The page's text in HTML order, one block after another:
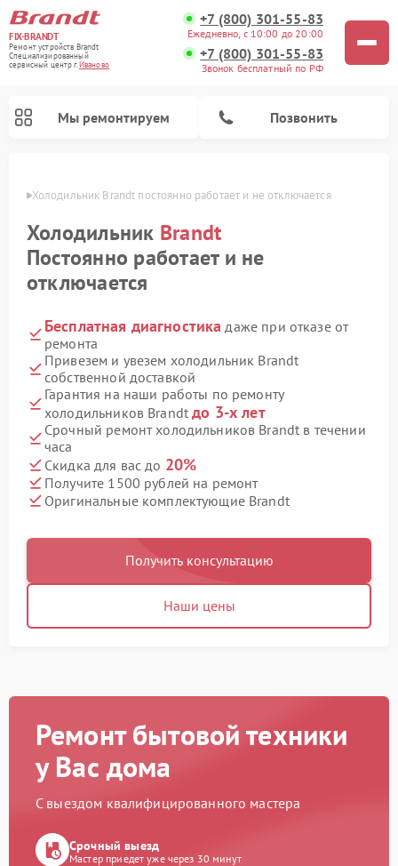
FIX-BRANDT
Ремонт устройств Brandt
Специализированный
cервисный центр г.Иваново
+7 (800) 301-55-83
Ежедневно, с 10:00 до 20:00
+7 (800) 301-55-83
Звонок бесплатный по РФ
Мы ремонтируем Позвонить
Холодильник Brandt постоянно работает и не отключается
Холодильник Brandt
Постоянно работает и не
отключается
Бесплатная диагностика даже при отказе от
ремонта
Привезем и увезем холодильник Brandt
собственной доставкой
Гарантия на наши работы по ремонту
холодильников Brandtдо 3-х лет
Срочный ремонт холодильников Brandt в течении
часа
Скидка для вас до 20%
Получите 1500 рублей на ремонт
Оригинальные комплектующие Brandt
Получить консультацию
Наши цены
Ремонт бытовой техники
у Вас дома
С выездом квалифицированного мастера
Срочный выезд
Мастер приедет уже через 30 минут